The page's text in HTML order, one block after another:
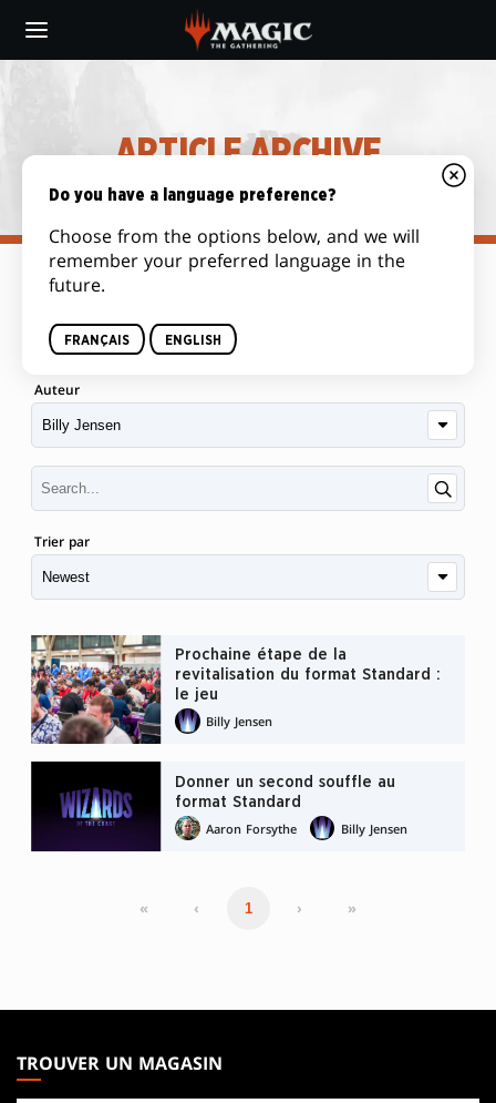
main
ARTICLE ARCHIVE
Auteur
Trier par
Prochaine étape de la
revitalisation du format Standard :
le jeu
Billy Jensen
Donner un second souffle au
format Standard
Aaron Forsythe
Billy Jensen
« ‹ 1 › »
THE
GATHERING
TROUVER UN MAGASIN
Do you have a language preference?
Choose from the options below, and we will
remember your preferred language in the
future.
FRANÇAIS ENGLISH